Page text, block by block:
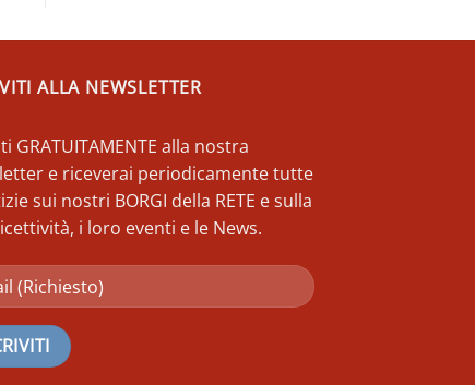
ALLA NEWSLETTER
GRATUITAMENTE alla nostra
e riceverai periodicamente tutte
sui nostri BORGI della RETE e sulla
i loro eventi e le News.